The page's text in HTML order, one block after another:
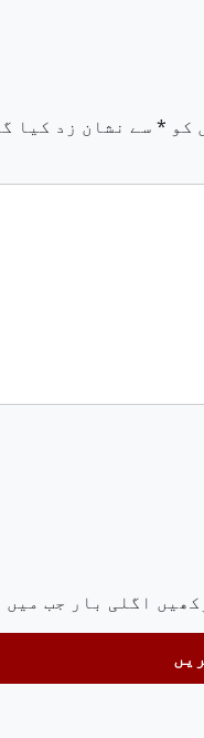
کو * سے نشان زد کیا
اگلی بار جب